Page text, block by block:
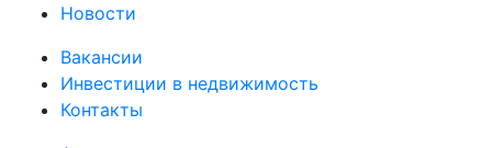
Новости
Вакансии
Инвестиции в недвижимость
Контакты